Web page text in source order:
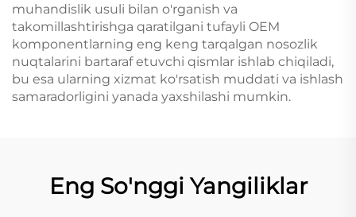
muhandislik usuli bilan o'rganish va
takomillashtirishga qaratilgani tufayli OEM
komponentlarning eng keng tarqalgan nosozlik
nuqtalarini bartaraf etuvchi qismlar ishlab chiqiladi,
bu esa ularning xizmat ko'rsatish muddati va ishlash
samaradorligini yanada yaxshilashi mumkin.
Eng So'nggi Yangiliklar